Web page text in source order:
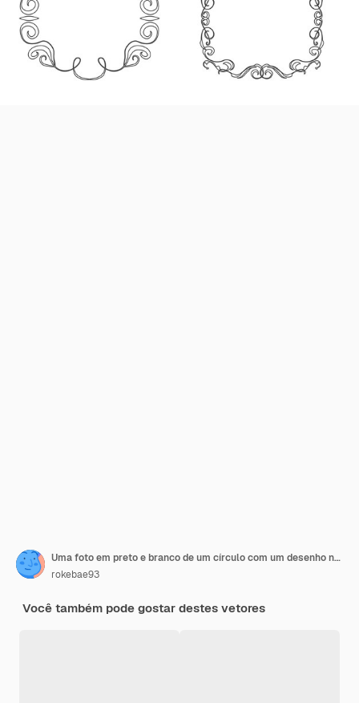
Uma foto em preto e branco de um círculo com um desenho nele
rokebae93
Você também pode gostar destes vetores